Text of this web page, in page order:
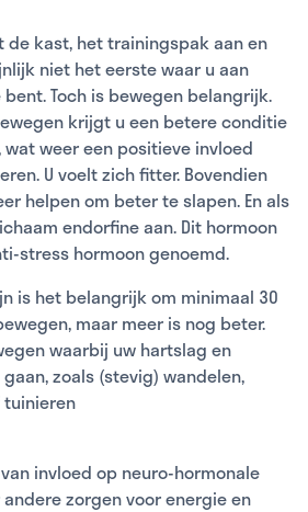
de kast, het trainingspak aan en
niet het eerste waar u aan
Toch is bewegen belangrijk.
krijgt u een betere conditie
weer een positieve invloed
U voelt zich fitter. Bovendien
helpen om beter te slapen. En als
endorfine aan. Dit hormoon
stress hormoon genoemd.
is het belangrijk om minimaal 30
maar meer is nog beter.
waarbij uw hartslag en
zoals (stevig) wandelen,
invloed op neuro-hormonale
zorgen voor energie en